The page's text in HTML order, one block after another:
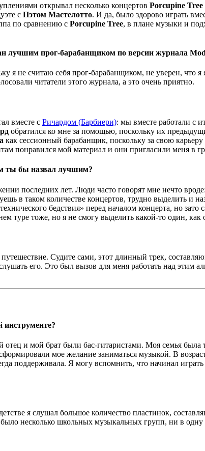
открывал несколько концертов Porcupine Tree
с Пэтом Мастелотто. И да, было здорово играть
по сравнению с Porcupine Tree, в плане музыки и
прог-барабанщиком по версии журнала
я не считаю себя прог-барабанщиком, не уверен, что
читатели этого журнала, а это очень приятно.
вместе с Ричардом (Барбиери): мы вместе работали с
обратился ко мне за помощью, поскольку их
как сессионный барабанщик, поскольку за свою
понравился мой материал и они пригласили меня в
ты бы назвал лучшим?
последних лет. Люди часто говорят мне нечто
в таком количестве концертов, трудно выделить и
бедствия» перед началом концерта, но
туре тоже, но я не смогу выделить какой-то один, как
Судите сами, этот длинный трек,
его. Это был вызов для меня работать над этим
и мой брат были бас-гитаристами. Моя семья
мое желание заниматься музыкой. В
поддерживала. Я могу вспомнить, что начинал
я слушал большое количество пластинок,
несколько школьных музыкальных групп, ни в